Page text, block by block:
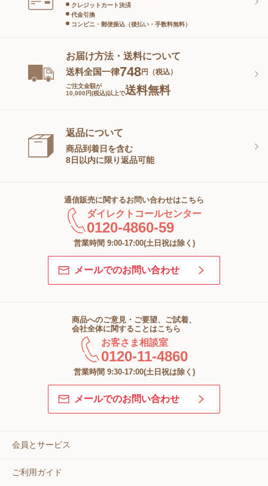
クレジットカート決済
代金引換
コンビニ・郵便振込（後払い・手数料無料）
お届け方法・送料について
送料全国一律748円（税込）
ご注文金額が
10,000円(税込)以上で送料無料
返品について
商品到着日を含む
8日以内に限り返品可能
通信販売に関するお問い合わせはこちら
ダイレクトコールセンター
0120-4860-59
営業時間 9:00-17:00(土日祝は除く)
メールでのお問い合わせ
商品へのご意見・ご要望、ご試着、
会社全体に関することはこちら
お客さま相談室
0120-11-4860
営業時間 9:30-17:00(土日祝は除く)
メールでのお問い合わせ
会員とサービス
ご利用ガイド